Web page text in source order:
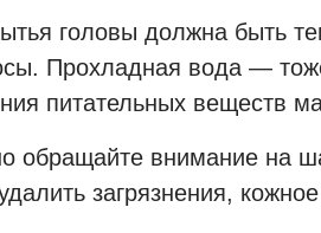
головы должна быть
Прохладная вода —
питательных веществ
обращайте внимание на
загрязнения,